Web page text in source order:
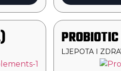
LJEPOTA I